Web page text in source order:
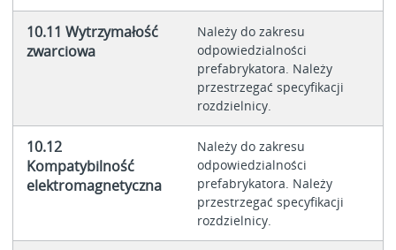
10.11 Wytrzymałość
zwarciowa
Należy do zakresu
odpowiedzialności
prefabrykatora. Należy
przestrzegać specyfikacji
rozdzielnicy.
10.12
Kompatybilność
elektromagnetyczna
Należy do zakresu
odpowiedzialności
prefabrykatora. Należy
przestrzegać specyfikacji
rozdzielnicy.